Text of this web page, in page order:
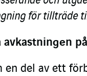
för tillträde
avkastningen
en del av ett